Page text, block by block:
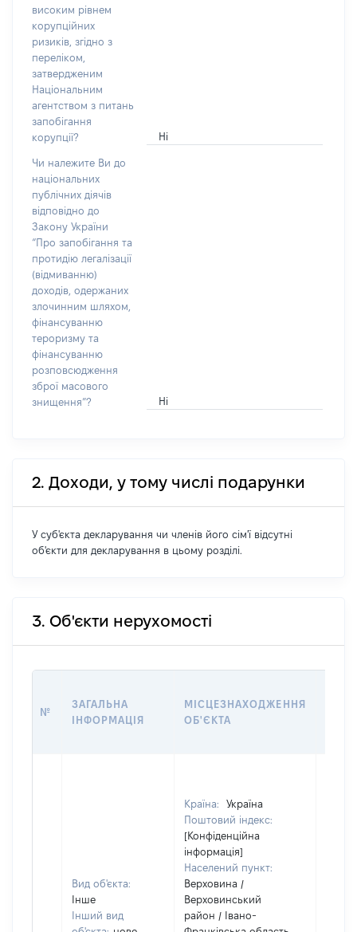
високим рівнем
корупційних
ризиків, згідно з
переліком,
затвердженим
Національним
агентством з питань
запобігання
корупції?
Ні
Чи належите Ви до
національних
публічних діячів
відповідно до
Закону України
“Про запобігання та
протидію легалізації
(відмиванню)
доходів, одержаних
злочинним шляхом,
фінансуванню
тероризму та
фінансуванню
розповсюдження
зброї масового
знищення”?
Ні
2. Доходи, у тому числі подарунки
У суб'єкта декларування чи членів його сім'ї відсутні
об'єкти для декларування в цьому розділі.
3. Об'єкти нерухомості
№
ЗАГАЛЬНА
ІНФОРМАЦІЯ
МІСЦЕЗНАХОДЖЕННЯ
ОБ'ЄКТА
Вид об'єкта:
Інше
Інший вид
Країна:
Україна
Поштовий індекс:
[Конфіденційна
інформація]
Населений пункт:
Верховина /
Верховинський
район / Івано-